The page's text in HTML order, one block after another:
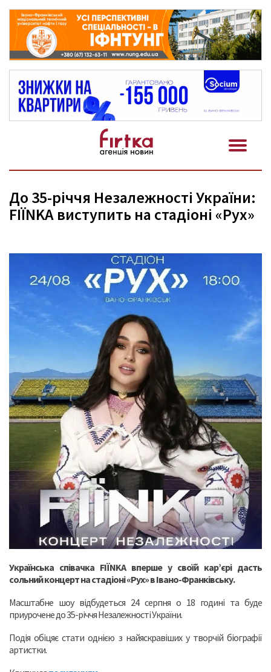
До 35-річчя Незалежності України:
FIЇNKA виступить на стадіоні «Рух»
Українська співачка FIЇNKA вперше у своїй кар’єрі дасть
сольний концерт на стадіоні «Рух» в Івано-Франківську.
Масштабне шоу відбудеться 24 серпня о 18 годині та буде
приурочене до 35-річчя Незалежності України.
Подія обіцяє стати однією з найяскравіших у творчій біографії
артистки.